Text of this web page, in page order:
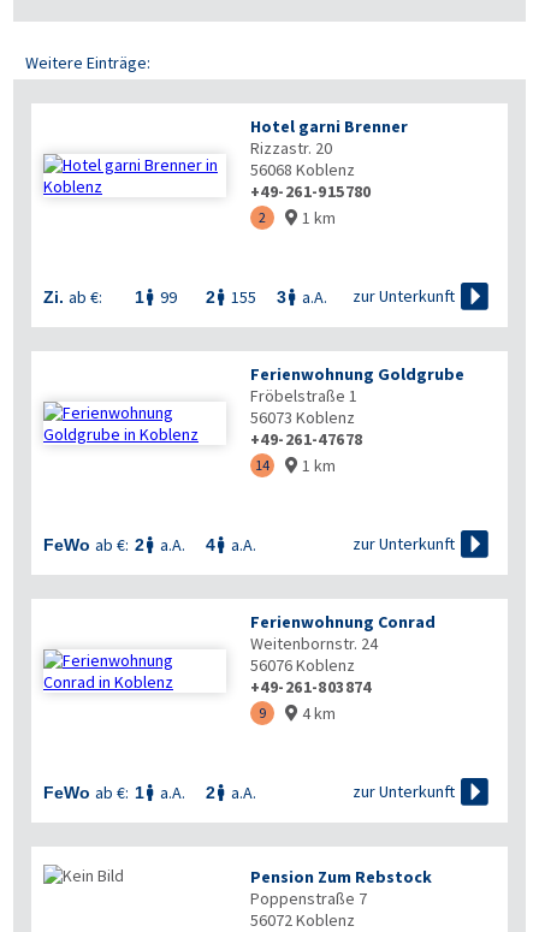
Weitere Einträge:
Hotel garni Brenner
Rizzastr. 20
56068 Koblenz
+49-261-915780
2  1 km
Zi. ab €: 1 99 2 155 3 a.A. zur Unterkunft 
Ferienwohnung Goldgrube
Fröbelstraße 1
56073 Koblenz
+49-261-47678
14  1 km
FeWo ab €: 2 a.A. 4 a.A. zur Unterkunft 
Ferienwohnung Conrad
Weitenbornstr. 24
56076Koblenz
+49-261-803874
9  4 km
FeWo ab €: 1 a.A. 2 a.A. zur Unterkunft 
Pension Zum Rebstock
Poppenstraße 7
56072Koblenz